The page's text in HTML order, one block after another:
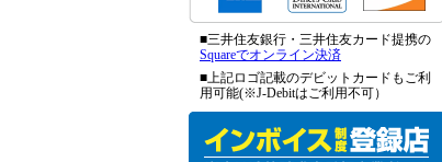
■三井住友銀行・三井住友カード提携の
Squareでオンライン決済
■上記ロゴ記載のデビットカードもご利
用可能(※J-Debitはご利用不可）